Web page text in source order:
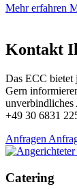
Mehr erfahren
Kontakt
Das ECC bietet
Gern
unverbindliches
+49 30 6831
Anfragen
Catering